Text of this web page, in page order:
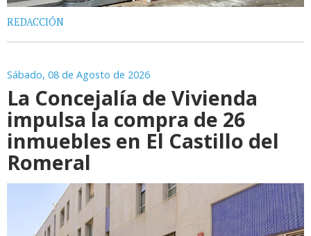
REDACCIÓN
Sábado, 08 de Agosto de 2026
La Concejalía de Vivienda
impulsa la compra de 26
inmuebles en El Castillo del
Romeral